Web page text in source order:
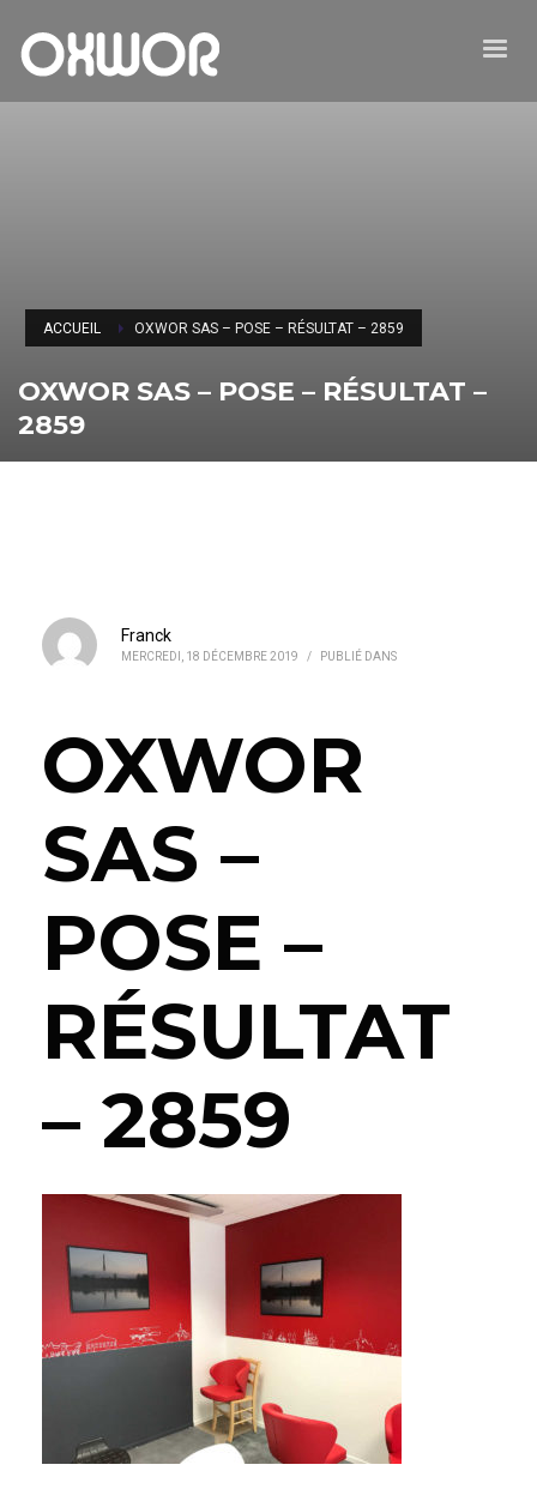
ACCUEIL OXWOR SAS – POSE – RÉSULTAT – 2859
OXWOR SAS – POSE – RÉSULTAT –
2859
Franck
MERCREDI, 18 DÉCEMBRE 2019 / PUBLIÉ DANS
OXWOR
SAS –
POSE –
RÉSULTAT
– 2859